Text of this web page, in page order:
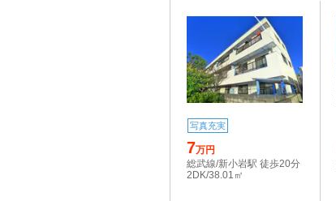
写真充実
7万円
総武線/新小岩駅 徒歩20分
2DK/38.01㎡